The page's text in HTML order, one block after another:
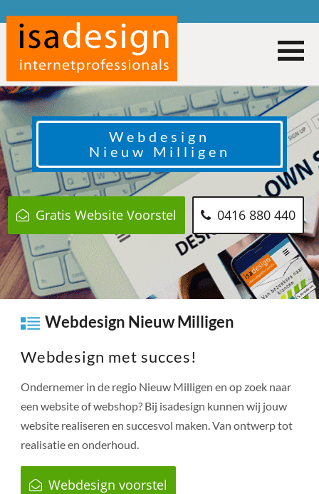
Webdesign
Nieuw Milligen
Gratis Website Voorstel 0416 880 440
Webdesign Nieuw Milligen
Webdesign met succes!
Ondernemer in de regio Nieuw Milligen en op zoek naar
een website of webshop? Bij isadesign kunnen wij jouw
website realiseren en succesvol maken. Van ontwerp tot
realisatie en onderhoud.
Webdesign voorstel